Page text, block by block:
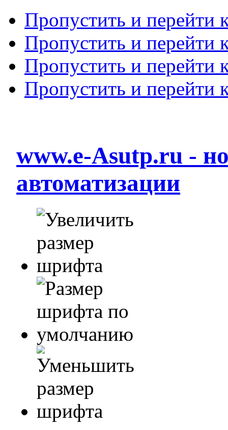
Пропустить и перейти
Пропустить и перейти
Пропустить и перейти
Пропустить и перейти
www.e-Asutp.ru -
автоматизации